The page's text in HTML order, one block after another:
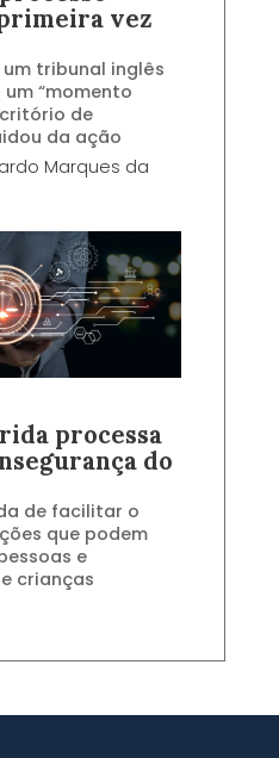
vez
tribunal inglês
“momento
de
da ação
Marques da
processa
do
de facilitar o
que podem
e
crianças